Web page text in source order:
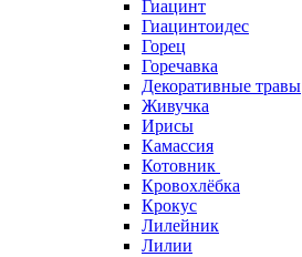
Гиацинт
Гиацинтоидес
Горец
Горечавка
Декоративные травы
Живучка
Ирисы
Камассия
Котовник
Кровохлёбка
Крокус
Лилейник
Лилии